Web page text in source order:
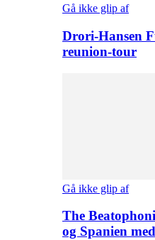
Gå ikke glip af
Drori-Hansen
reunion-tour
Gå ikke glip af
The
og Spanien